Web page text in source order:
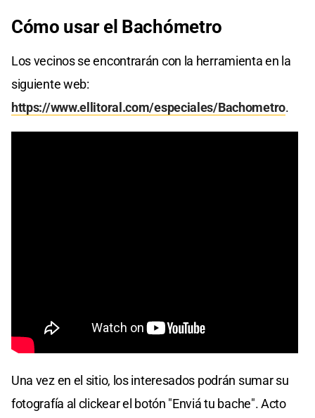
Cómo usar el Bachómetro
Los vecinos se encontrarán con la herramienta en la
siguiente web:
https://www.ellitoral.com/especiales/Bachometro.
Una vez en el sitio, los interesados podrán sumar su
fotografía al clickear el botón "Enviá tu bache". Acto